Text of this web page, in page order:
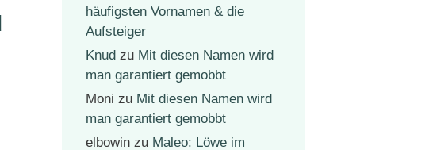
häufigsten Vornamen & die
Aufsteiger
Knud zu Mit diesen Namen wird
man garantiert gemobbt
Moni zu Mit diesen Namen wird
man garantiert gemobbt
elbowin zu Maleo: Löwe im